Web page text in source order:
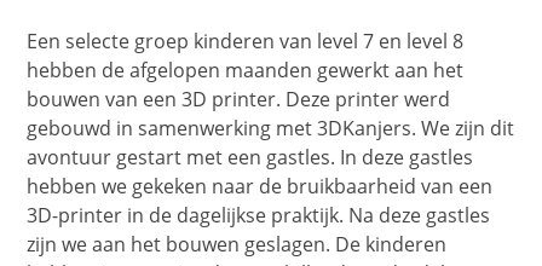
Een selecte groep kinderen van level 7 en level 8
hebben de afgelopen maanden gewerkt aan het
bouwen van een 3D printer. Deze printer werd
gebouwd in samenwerking met 3DKanjers. We zijn dit
avontuur gestart met een gastles. In deze gastles
hebben we gekeken naar de bruikbaarheid van een
3D-printer in de dagelijkse praktijk. Na deze gastles
zijn we aan het bouwen geslagen. De kinderen